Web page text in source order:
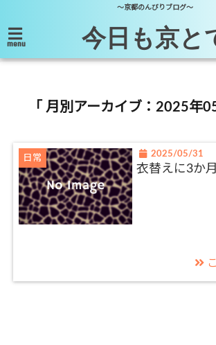
～京都のんびりブログ～
menu 今日も京と
「 月別アーカイブ：2025年
日常 2025/05/31
衣替えに3か